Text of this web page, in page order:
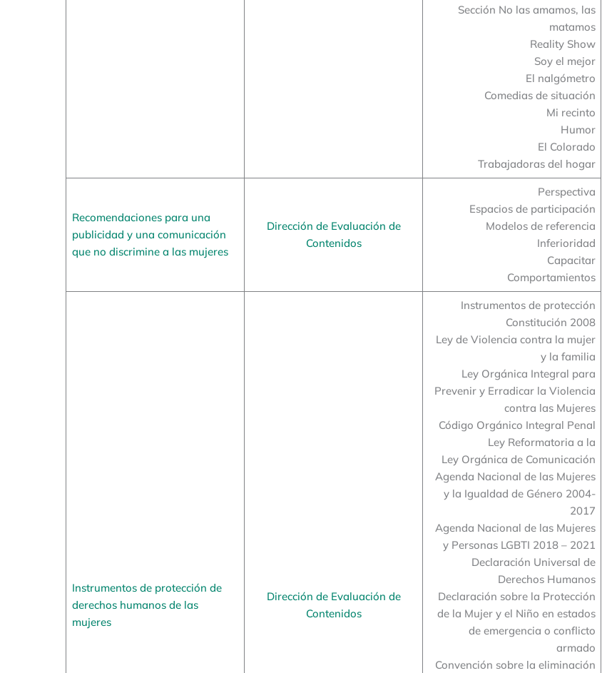
Sección No las amamos, las
matamos
Reality Show
Soy el mejor
El nalgómetro
Comedias de situación
Mi recinto
Humor
El Colorado
Trabajadoras del hogar
Recomendaciones para una
publicidad y una comunicación
que no discrimine a las mujeres
Dirección de Evaluación de
Contenidos
Perspectiva
Espacios de participación
Modelos de referencia
Inferioridad
Capacitar
Comportamientos
Instrumentos de protección de
derechos humanos de las
mujeres
Dirección de Evaluación de
Contenidos
Instrumentos de protección
Constitución 2008
Ley de Violencia contra la mujer
y la familia
Ley Orgánica Integral para
Prevenir y Erradicar la Violencia
contra las Mujeres
Código Orgánico Integral Penal
Ley Reformatoria a la
Ley Orgánica de Comunicación
Agenda Nacional de las Mujeres
y la Igualdad de Género 2004-
2017
Agenda Nacional de las Mujeres
y Personas LGBTI 2018 – 2021
Declaración Universal de
Derechos Humanos
Declaración sobre la Protección
de la Mujer y el Niño en estados
de emergencia o conflicto
armado
Convención sobre la eliminación